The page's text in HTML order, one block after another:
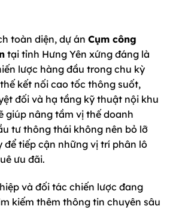
toàn diện, dự án Cụm công
tại tỉnh Hưng Yên xứng đáng là
lược hàng đầu trong chu kỳ
kết nối cao tốc thông suốt,
đối và hạ tầng kỹ thuật nội khu
giúp nâng tầm vị thế doanh
tư thông thái không nên bỏ lỡ
để tiếp cận những vị trí phân lô
ưu đãi.
và đối tác chiến lược đang
kiếm thêm thông tin chuyên sâu